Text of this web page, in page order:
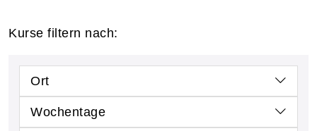
Kurse filtern nach:
Ort
Wochentage